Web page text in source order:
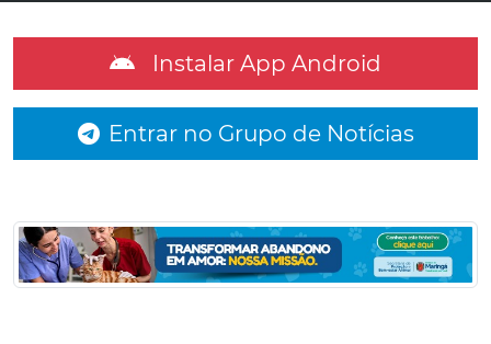
Instalar App Android
Entrar no Grupo de Notícias